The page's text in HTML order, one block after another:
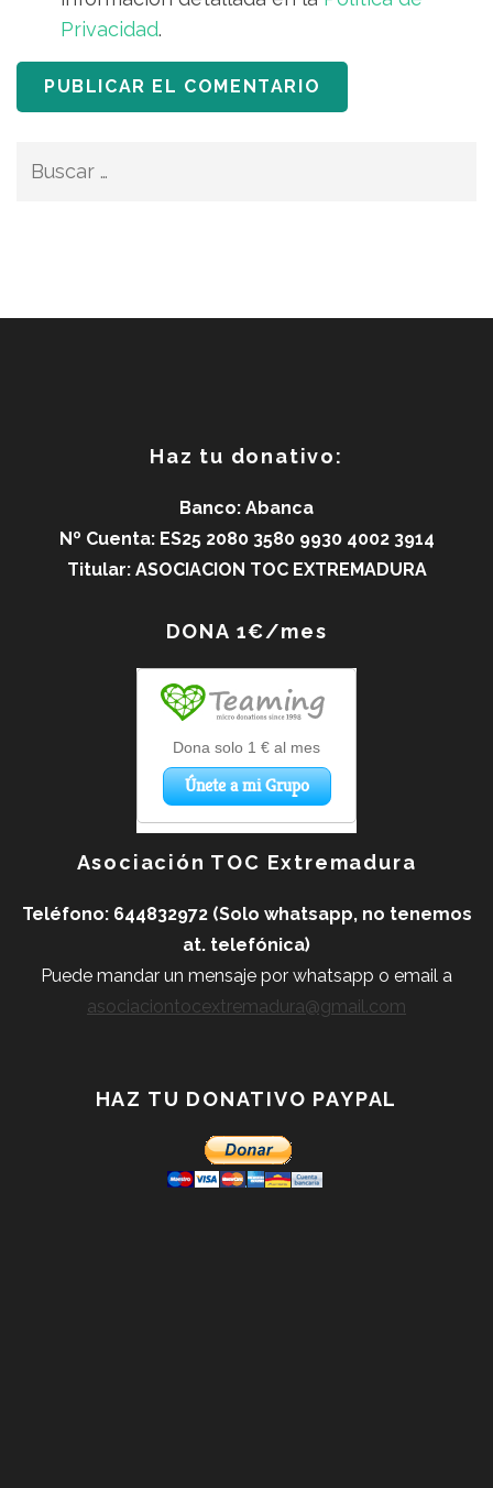
Privacidad.
Buscar:
Haz tu donativo:
Banco: Abanca
Nº Cuenta: ES25 2080 3580 9930 4002 3914
Titular: ASOCIACION TOC EXTREMADURA
DONA 1€/mes
Asociación TOC Extremadura
Teléfono: 644832972 (Solo whatsapp, no tenemos
at. telefónica)
Puede mandar un mensaje por whatsapp o email a
asociaciontocextremadura@gmail.com
HAZ TU DONATIVO PAYPAL